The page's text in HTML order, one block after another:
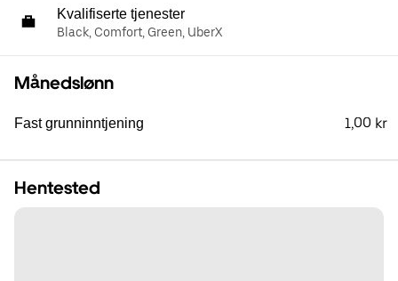
Kvalifiserte tjenester
Black, Comfort, Green, UberX
Månedslønn
Fast grunninntjening 1,00 kr
Hentested